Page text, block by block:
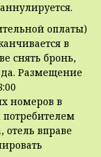
оплаты)
в
снять бронь,
Размещение
номеров в
вправе